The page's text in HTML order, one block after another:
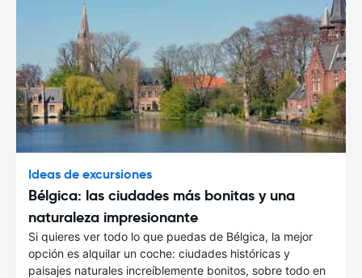
Ideas de excursiones
Bélgica: las ciudades más bonitas y una
naturaleza impresionante
Si quieres ver todo lo que puedas de Bélgica, la mejor
opción es alquilar un coche: ciudades históricas y
paisajes naturales increíblemente bonitos, sobre todo en